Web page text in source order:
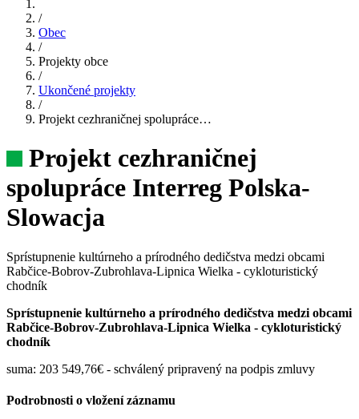
/
Obec
/
Projekty obce
/
Ukončené projekty
/
Projekt cezhraničnej spolupráce…
Projekt cezhraničnej
spolupráce Interreg Polska-
Slowacja
Sprístupnenie kultúrneho a prírodného dedičstva medzi obcami
Rabčice-Bobrov-Zubrohlava-Lipnica Wielka - cykloturistický
chodník
Sprístupnenie kultúrneho a prírodného dedičstva medzi obcami
Rabčice-Bobrov-Zubrohlava-Lipnica Wielka - cykloturistický
chodník
suma: 203 549,76€ - schválený pripravený na podpis zmluvy
Podrobnosti o vložení záznamu